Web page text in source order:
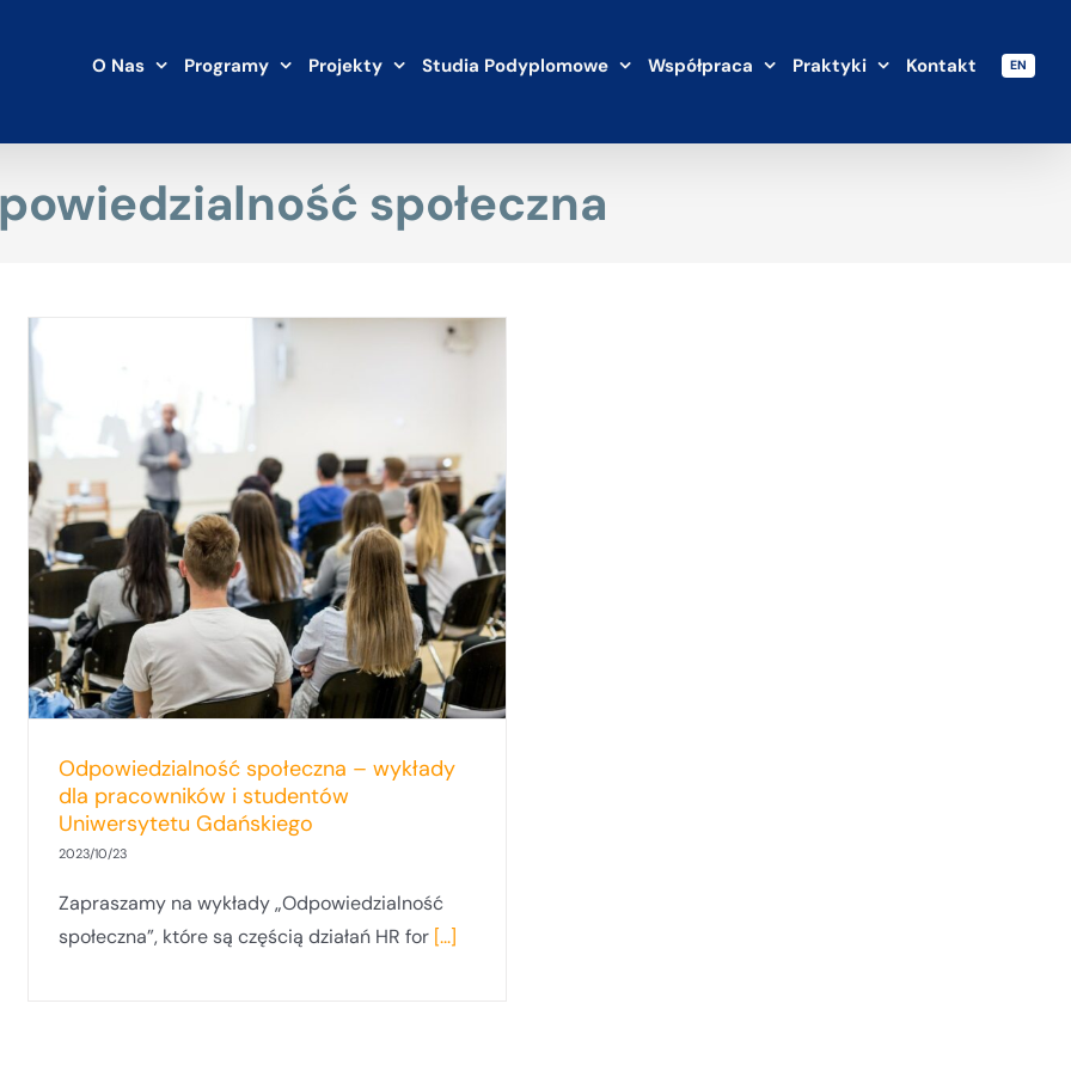
O Nas Programy Projekty Studia Podyplomowe Współpraca Praktyki Kontakt EN
społeczna
Odpowiedzialność społeczna – wykłady
dla pracowników i studentów
Uniwersytetu Gdańskiego
2023/10/23
Zapraszamy na wykłady „Odpowiedzialność
społeczna”, które są częścią działań HR for [...]